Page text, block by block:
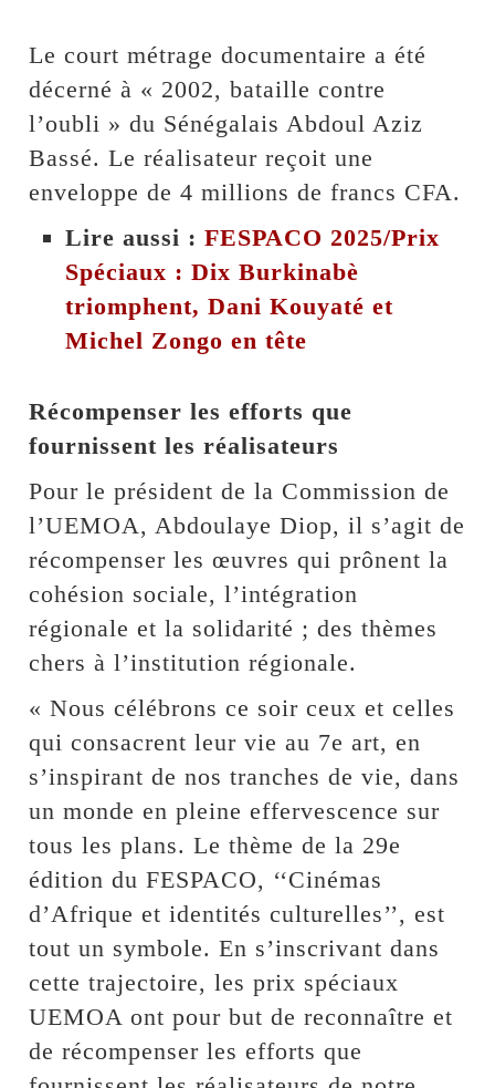
Le court métrage documentaire a été
décerné à « 2002, bataille contre
l’oubli » du Sénégalais Abdoul Aziz
Bassé. Le réalisateur reçoit une
enveloppe de 4 millions de francs CFA.
Lire aussi :FESPACO 2025/Prix
Spéciaux : Dix Burkinabè
triomphent, Dani Kouyaté et
Michel Zongo en tête
Récompenser les efforts que
fournissent les réalisateurs
Pour le président de la Commission de
l’UEMOA, Abdoulaye Diop, il s’agit de
récompenser les œuvres qui prônent la
cohésion sociale, l’intégration
régionale et la solidarité ; des thèmes
chers à l’institution régionale.
« Nous célébrons ce soir ceux et celles
qui consacrent leur vie au 7e art, en
s’inspirant de nos tranches de vie, dans
un monde en pleine effervescence sur
tous les plans. Le thème de la 29e
édition du FESPACO, ‘‘Cinémas
d’Afrique et identités culturelles’’, est
tout un symbole. En s’inscrivant dans
cette trajectoire, les prix spéciaux
UEMOA ont pour but de reconnaître et
de récompenser les efforts que